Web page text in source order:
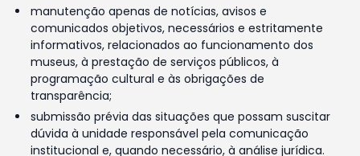
manutenção apenas de notícias, avisos e
comunicados objetivos, necessários e estritamente
informativos, relacionados ao funcionamento dos
museus, à prestação de serviços públicos, à
programação cultural e às obrigações de
transparência;
submissão prévia das situações que possam suscitar
dúvida à unidade responsável pela comunicação
institucional e, quando necessário, à análise jurídica.